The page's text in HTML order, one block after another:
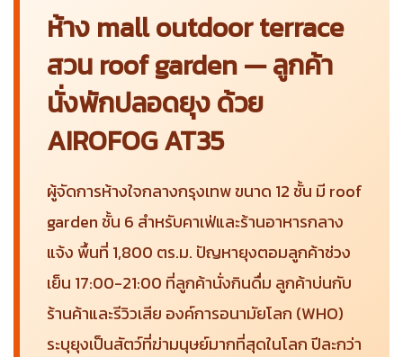
ห้าง mall outdoor terrace
สวน roof garden — ลูกค้า
นั่งพักปลอดยุง ด้วย
AIROFOG AT35
ผู้จัดการห้างใจกลางกรุงเทพ ขนาด 12 ชั้น มี roof
garden ชั้น 6 สำหรับคาเฟ่และร้านอาหารกลาง
แจ้ง พื้นที่ 1,800 ตร.ม. ปัญหายุงตอมลูกค้าช่วง
เย็น 17:00-21:00 ที่ลูกค้านั่งกินดื่ม ลูกค้าบ่นกับ
ร้านค้าและรีวิวเสีย องค์การอนามัยโลก (WHO)
ระบุยุงเป็นสัตว์ที่ฆ่ามนุษย์มากที่สุดในโลก ปีละกว่า